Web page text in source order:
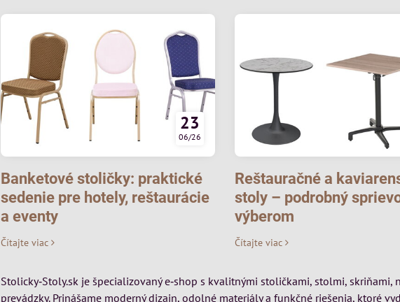
23
06/26
Banketové stoličky: praktické
sedenie pre hotely, reštaurácie
a eventy
Čítajte viac
Reštauračné a
stoly – podrobný
výberom
Čítajte viac
Stolicky‑Stoly.sk je špecializovaný e‑shop s kvalitnými stoličkami, stolmi,
prevádzky. Prinášame moderný dizajn, odolné materiály a funkčné riešenia, ktoré